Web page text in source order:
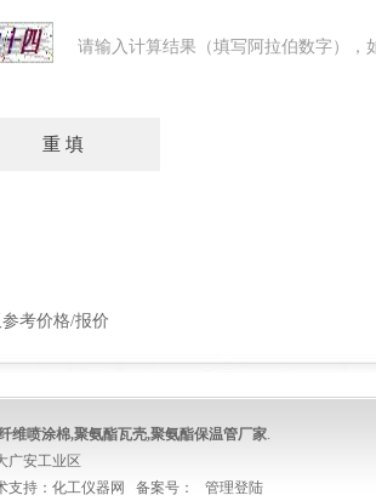
请输入计算结果（填写阿拉伯数字），
考价格/报价
维喷涂棉,聚氨酯瓦壳,聚氨酯保温管厂家.
广安工业区
支持： 化工仪器网 备案号： 管理登陆